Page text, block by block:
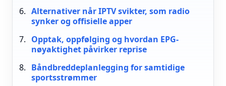
Alternativer når IPTV svikter, som radio
synker og offisielle apper
Opptak, oppfølging og hvordan EPG-
nøyaktighet påvirker reprise
Båndbreddeplanlegging for samtidige
sportsstrømmer